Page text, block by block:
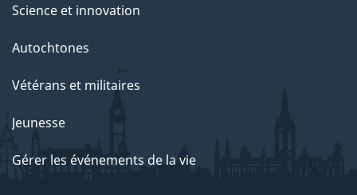
Science et innovation
Autochtones
Vétérans et militaires
Jeunesse
Gérer les événements de la vie